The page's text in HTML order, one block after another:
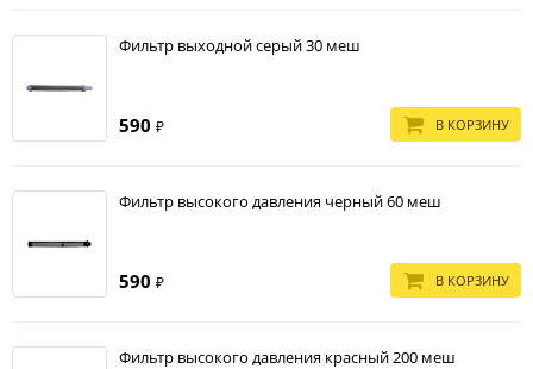
Фильтр выходной серый 30 меш
590 ₽ В КОРЗИНУ
Фильтр высокого давления черный 60 меш
590 ₽ В КОРЗИНУ
Фильтр высокого давления красный 200 меш